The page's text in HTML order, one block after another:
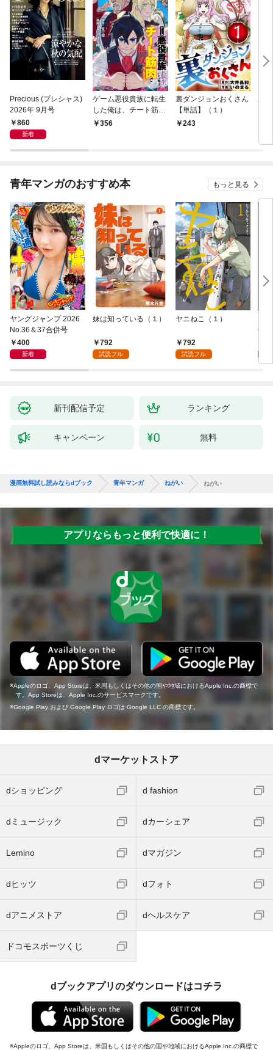
Precious (プレシャス)
2026年 9月号
860
新着
ゲーム悪役貴族に転生
した俺は、チート筋肉
で無双する【単話】
356
裏ダンジョンおくさん
【単話】（１）
243
あ
青年マンガのおすすめ本 もっと見る
ヤングジャンプ 2026
No.36＆37合併号
400
新着
妹は知っている（１）
792
試読フル
ヤニねこ（１）
792
試読フル
6・
新刊配信予定 ランキング
キャンペーン 無料
漫画無料試し読みならdブック 青年マンガ ねがい ねがい
アプリならもっと便利で快適に！
Appleのロゴ、App Storeは、米国もしくはその他の国や地域におけるApple Inc.の商標で
す。App Storeは、Apple Inc.のサービスマークです。
Google Play および Google Play ロゴは Google LLC の商標です。
dマーケットストア
dショッピング d fashion
dミュージック dカーシェア
Lemino dマガジン
dヒッツ dフォト
dアニメストア dヘルスケア
ドコモスポーツくじ
dブックアプリのダウンロードはコチラ
Appleのロゴ、App Storeは、米国もしくはその他の国や地域におけるApple Inc.の商標で